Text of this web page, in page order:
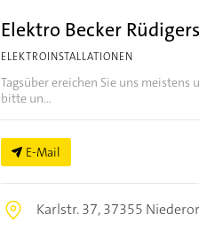
Elektro Becker
ELEKTROINSTALLATIONEN
Tagsüber ereichen Sie uns
bitte un...
E-Mail
Karlstr. 37,37355